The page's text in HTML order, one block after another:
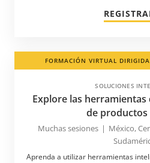
FORMACIÓN VIRTUAL
SOLUCIONES
Explore las herramientas
de productos
Muchas sesiones | México,
Aprenda a utilizar herramientas